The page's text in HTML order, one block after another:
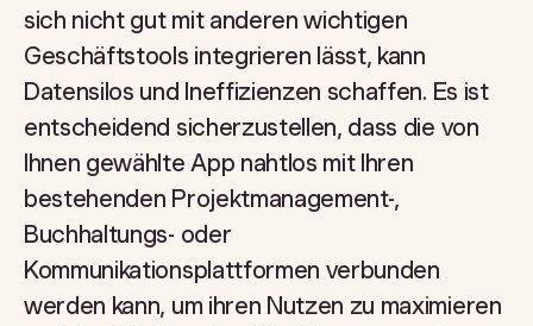
sich nicht gut mit anderen wichtigen
Geschäftstools integrieren lässt, kann
Datensilos und Ineffizienzen schaffen. Es ist
entscheidend sicherzustellen, dass die von
Ihnen gewählte App nahtlos mit Ihren
bestehenden Projektmanagement-,
Buchhaltungs- oder
Kommunikationsplattformen verbunden
werden kann, um ihren Nutzen zu maximieren